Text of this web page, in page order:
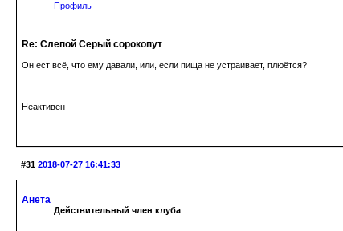
Профиль
Re: Слепой Серый сорокопут
Он ест всё, что ему давали, или, если пища не устраивает, плюётся?
Неактивен
#31 2018-07-27 16:41:33
Анета
Действительный член клуба